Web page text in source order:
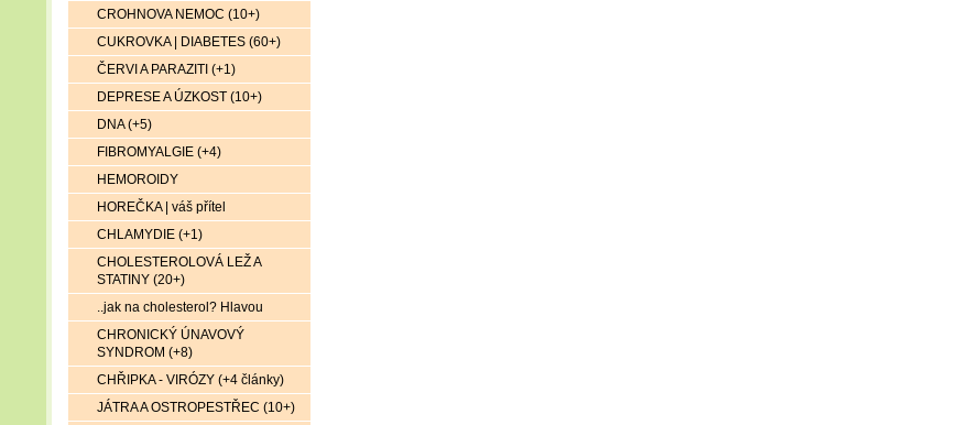
CROHNOVA NEMOC (10+)
CUKROVKA | DIABETES (60+)
ČERVI A PARAZITI (+1)
DEPRESE A ÚZKOST (10+)
DNA (+5)
FIBROMYALGIE (+4)
HEMOROIDY
HOREČKA | váš přítel
CHLAMYDIE (+1)
CHOLESTEROLOVÁ LEŽ A
STATINY (20+)
..jak na cholesterol? Hlavou
CHRONICKÝ ÚNAVOVÝ
SYNDROM (+8)
CHŘIPKA - VIRÓZY (+4 články)
JÁTRA A OSTROPESTŘEC (10+)